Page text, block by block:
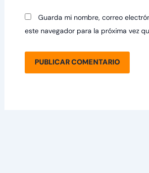
Guarda mi nombre, correo
este navegador para la próxima vez